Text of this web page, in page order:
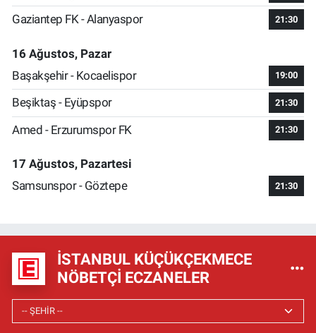
Gaziantep FK - Alanyaspor 21:30
16 Ağustos, Pazar
Başakşehir - Kocaelispor
19:00
Beşiktaş - Eyüpspor 21:30
Amed - Erzurumspor FK 21:30
17 Ağustos, Pazartesi
Samsunspor - Göztepe
21:30
İSTANBUL KÜÇÜKÇEKMECE
NÖBETÇI ECZANELER